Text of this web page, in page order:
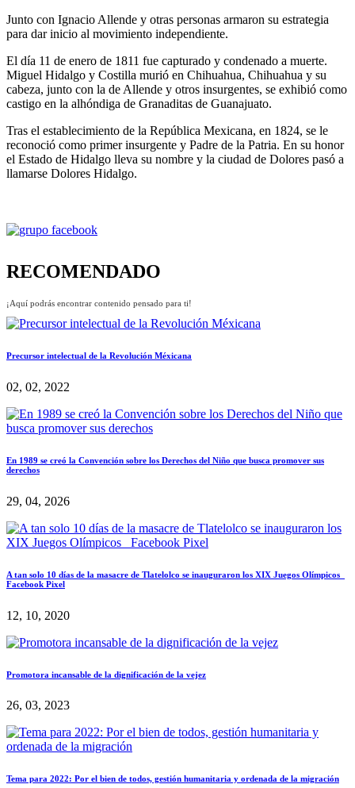
Junto con Ignacio Allende y otras personas armaron su estrategia
para dar inicio al movimiento independiente.
El día 11 de enero de 1811 fue capturado y condenado a muerte.
Miguel Hidalgo y Costilla murió en Chihuahua, Chihuahua y su
cabeza, junto con la de Allende y otros insurgentes, se exhibió como
castigo en la alhóndiga de Granaditas de Guanajuato.
Tras el establecimiento de la República Mexicana, en 1824, se le
reconoció como primer insurgente y Padre de la Patria. En su honor
el Estado de Hidalgo lleva su nombre y la ciudad de Dolores pasó a
llamarse Dolores Hidalgo.
RECOMENDADO
¡Aquí podrás encontrar contenido pensado para ti!
Precursor intelectual de la Revolución Méxicana
02, 02, 2022
En 1989 se creó la Convención sobre los Derechos del Niño que busca promover sus
derechos
29, 04, 2026
A tan solo 10 días de la masacre de Tlatelolco se inauguraron los XIX Juegos Olímpicos
Facebook Pixel
12, 10, 2020
Promotora incansable de la dignificación de la vejez
26, 03, 2023
Tema para 2022: Por el bien de todos, gestión humanitaria y ordenada de la migración